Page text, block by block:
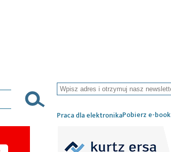
Praca dla elektronikaPobierz e-book